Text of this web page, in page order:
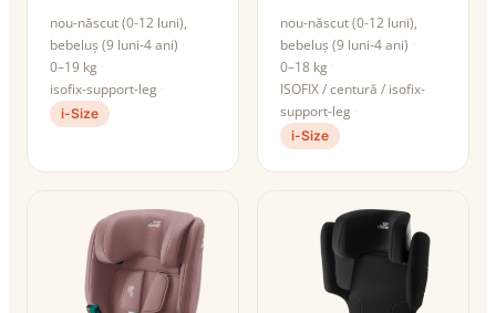
nou-născut (0-12 luni),
bebeluș (9 luni-4 ani)
0–19 kg
isofix-support-leg
i-Size
nou-născut (0-12 luni),
bebeluș (9 luni-4 ani)
0–18 kg
ISOFIX / centură / isofix-
support-leg
i-Size